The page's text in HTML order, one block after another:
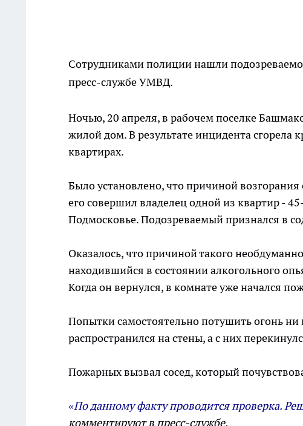
Сотрудниками полиции нашли
пресс-службе УМВД.
Ночью, 20 апреля, в рабочем поселке
жилой дом. В результате инцидента сгорела
квартирах.
Было установлено, что причиной
его совершил владелец одной из квартир -
Подмосковье. Подозреваемый признался в
Оказалось, что причиной такого
находившийся в состоянии алкогольного
Когда он вернулся, в комнате уже начался
Попытки самостоятельно потушить огонь
распространился на стены, а с них
Пожарных вызвал сосед, который
«По данному факту проводится проверка.
комментируют в пресс-службе.